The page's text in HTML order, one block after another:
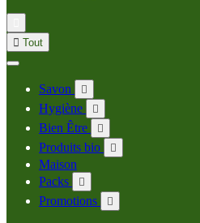
 Tout
Savon 
Hygiène 
Bien Être 
Produits bio 
Maison
Packs

Promotions 